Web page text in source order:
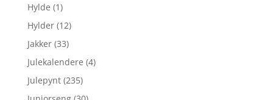
Hylde (1)
Hylder (12)
Jakker (33)
Julekalendere (4)
Julepynt (235)